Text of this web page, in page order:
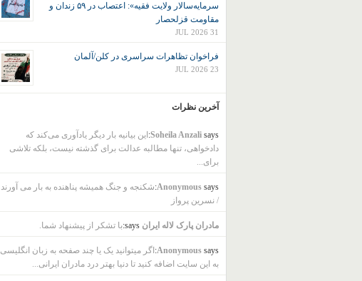
سرمایه‌سالار ولایت فقیه»: اعتصاب در ۵۹ زندان و
مقاومت قزلحصار
31 JUL 2026
فراخوان تظاهرات سراسری در کلن/آلمان
23 JUL 2026
آخرین نظرات
Soheila Anzalisays:
این بیانیه بار دیگر یادآوری می‌کند که
دادخواهی، تنها مطالبه عدالت برای گذشته نیست، بلکه تلاشی
برای...
Anonymoussays:
شکنجه و جنگ همیشه پناهنده به بار می آورند
/ نسرین پرواز
مادران پارک لاله ایران says: با تشکر از پیشنهاد شما.
Anonymoussays:
اگر میتوانید یک یا چند صفحه به زبان انگلیسی
به این سایت اضافه کنید تا دنیا بهتر درد مادران ایرانی...